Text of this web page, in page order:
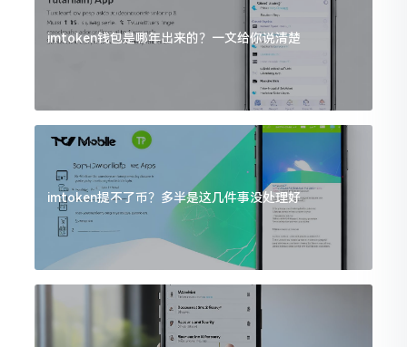
imtoken钱包是哪年出来的？一文给你说清楚
imtoken提不了币？多半是这几件事没处理好